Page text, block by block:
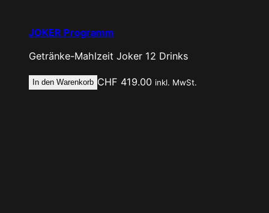
JOKER Programm
Getränke-Mahlzeit Joker 12 Drinks
In den Warenkorb CHF 419.00 inkl. MwSt.